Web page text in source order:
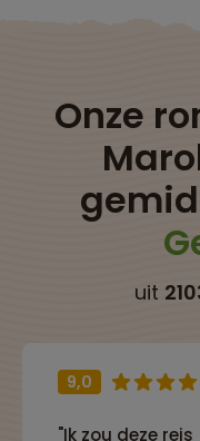
Onze
uit
9,0
"Ik zou deze reis